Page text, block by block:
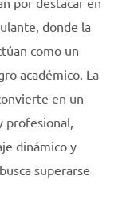
donde la
como un
académico. La
en un
profesional,
dinámico y
superarse